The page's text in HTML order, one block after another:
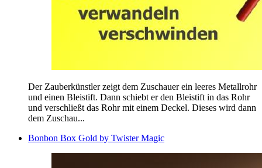
Der Zauberkünstler zeigt dem Zuschauer ein leeres Metallrohr
und einen Bleistift. Dann schiebt er den Bleistift in das Rohr
und verschließt das Rohr mit einem Deckel. Dieses wird dann
dem Zuschau...
Bonbon Box Gold by Twister Magic